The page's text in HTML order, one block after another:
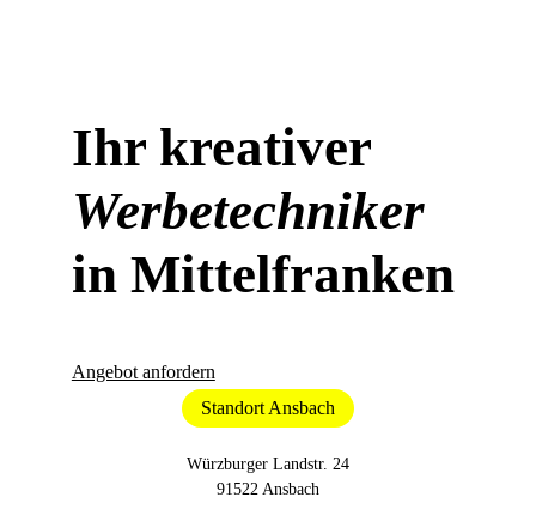
Ihr kreativer
Werbetechniker
in Mittelfranken
Angebot anfordern
Standort Ansbach
Würzburger Landstr. 24
91522 Ansbach